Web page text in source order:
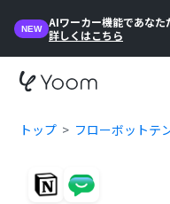
NEW
AIワーカー機能であなた
詳しくはこちら
トップ フローボットテ